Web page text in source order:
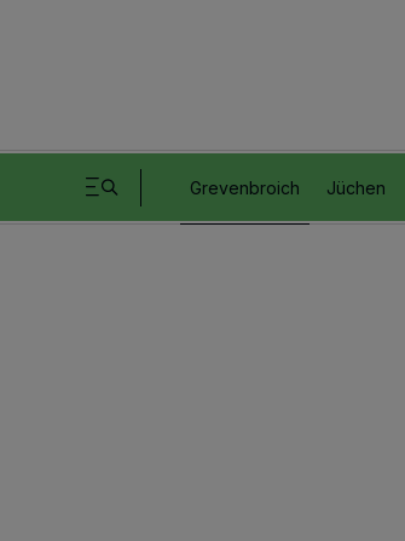
Grevenbroich Jüchen